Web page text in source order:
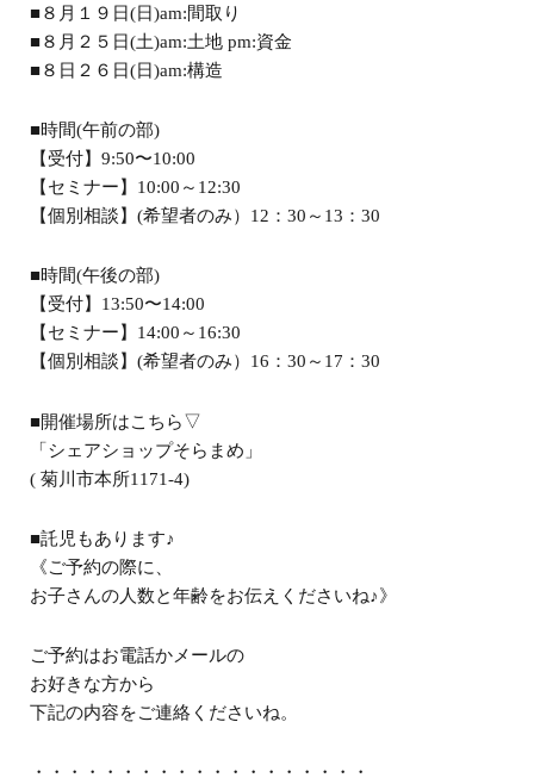
■８月１９日(日)am:間取り
■８月２５日(土)am:土地 pm:資金
■８日２６日(日)am:構造
■時間(午前の部)
【受付】9:50〜10:00
【セミナー】10:00～12:30
【個別相談】(希望者のみ）12：30～13：30
■時間(午後の部)
【受付】13:50〜14:00
【セミナー】14:00～16:30
【個別相談】(希望者のみ）16：30～17：30
■開催場所はこちら▽
「シェアショップそらまめ」
( 菊川市本所1171-4)
■託児もあります♪
《ご予約の際に、
お子さんの人数と年齢をお伝えくださいね♪》
ご予約はお電話かメールの
お好きな方から
下記の内容をご連絡くださいね。
・・・・・・・・・・・・・・・・・・・